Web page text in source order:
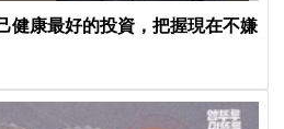
健康最好的投資，把握現在不嫌